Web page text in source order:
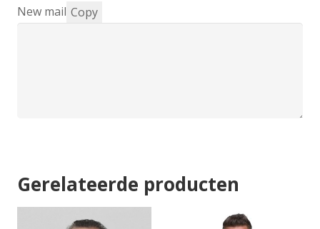
New mail Copy
Gerelateerde producten